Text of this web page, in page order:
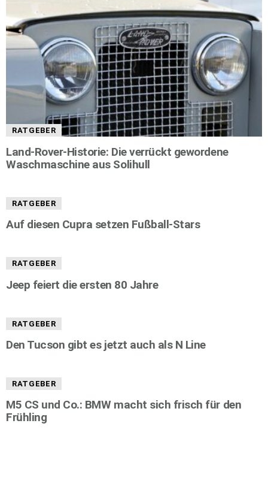
RATGEBER
Land-Rover-Historie: Die verrückt gewordene
Waschmaschine aus Solihull
RATGEBER
Auf diesen Cupra setzen Fußball-Stars
RATGEBER
Jeep feiert die ersten 80 Jahre
RATGEBER
Den Tucson gibt es jetzt auch als N Line
RATGEBER
M5 CS und Co.: BMW macht sich frisch für den
Frühling